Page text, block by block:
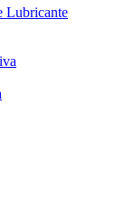
Lubricante